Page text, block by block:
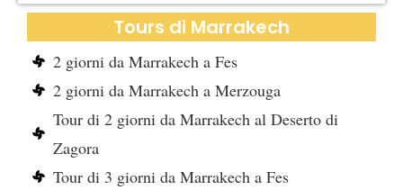
Tours di Marrakech
2 giorni da Marrakech a Fes
2 giorni da Marrakech a Merzouga
Tour di 2 giorni da Marrakech al Deserto di
Zagora
Tour di 3 giorni da Marrakech a Fes